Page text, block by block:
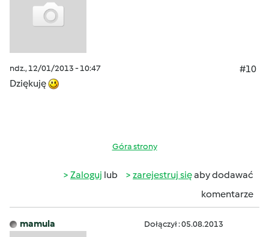
ndz., 12/01/2013 - 10:47
#10
Dziękuję
Góra strony
Zaloguj lub zarejestruj sięaby dodawać
komentarze
mamula Dołączył : 05.08.2013